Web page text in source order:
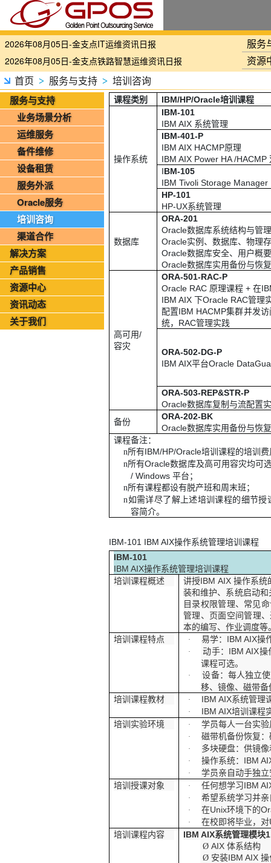
国家铁路局关于印发《“十四五”铁路科技创新规划》的通知
2026年08月05日-金支点IT运维资讯日报
2026年08月05日-金支点铁路智慧运维资讯日报
2026年08月05日-金支点烟草IT运维资讯日报
20260804-金支点IT运维资讯日报
20260804-金支点铁路智慧运维资讯日报
20260804-金支点烟草IT运维资讯日报
2026年08月03日-金支点IT运维资讯日报
2026年08月03日-金支点铁路智慧运维资讯日报
2026年08月03日-金支点烟草IT运维资讯日报
2026年08月02日-金支点IT运维资讯日报
2026年08月02日-金支点铁路智慧运维资讯日报
2026年08月02日-金支点烟草IT运维资讯日报
2026年08月01日-金支点IT基础运维资讯日报
2026年08月01日-金支点烟草IT运维资讯日报
国家铁路局关于印发《“十四五”铁路科技创新规划》的通知
北京金支点荣膺信创数智技术服务能力一级评估，硬核实力护航产业数字化转型
2026年08月05日-金支点IT运维资讯日报
2026年08月05日-金支点铁路智慧运维资讯日报
2026年08月05日-金支点烟草IT运维资讯日报
2026年08月03日-金支点IT运维资讯日报
2026年08月03日-金支点铁路智慧运维资讯日报
2026年08月03日-金支点烟草IT运维资讯日报
2026年08月02日-金支点IT运维资讯日报
2026年08月02日-金支点铁路智慧运维资讯日报
2026年08月02日-金支点烟草IT运维资讯日报
2026年08月01日-金支点IT基础运维资讯日报
2026年08月01日-金支点烟草IT运维资讯日报
服务
资源
首页 > 服务与支持 > 培训咨询
服务与支持
业务场景分析
运维服务
备件维修
设备租赁
服务外派
Oracle服务
培训咨询
渠道合作
解决方案
产品销售
资源中心
资讯动态
关于我们
课程类别 IBM/HP/Oracle培训课程
操作系统
IBM-101
IBM AIX 系统管理
IBM-401-P
IBM AIX HACMP原理
IBM AIX Power HA /HACMP
IBM-105
IBM Tivoli Storage Manager
HP-101
HP-UX系统管理
数据库
ORA-201
Oracle数据库系统结构与管
Oracle实例、数据库、物理
Oracle数据库安全、用户概
Oracle数据库实用备份与恢
高可用/
容灾
ORA-501-RAC-P
Oracle RAC 原理课程 +在
IBM AIX下Oracle RAC管理
配置IBM HACMP集群并发
统， RAC管理实践
ORA-502-DG-P
IBM AIX平台Oracle
ORA-503-REP&STR-P
Oracle数据库复制与流配置
备份
ORA-202-BK
Oracle数据库实用备份与恢
课程备注：
n所有IBM/HP/Oracle培训课程的培训
n所有Oracle数据库及高可用容灾均可
/ Windows平台；
n所有课程都设有脱产班和周末班；
n如需详尽了解上述培训课程的细节授
容简介。
IBM-101 IBM AIX操作系统管理培训课程
IBM-101
IBM AIX操作系统管理培训课程
培训课程概述
讲授IBM AIX 操作系统
装和维护、系统启动
目录权限管理、常见
管理、页面空间管理
本的编写、作业调度等
培训课程特点
· 易学： IBM AIX操
· 动手： IBM AIX操
课程可选。
·
设备：每人独立
移、镜像、磁带
培训课程教材
· IBM AIX系统管理
· IBM AIX培训课程
培训实验环境
· 学员每人一台实验
· 磁带机备份恢复
· 多块硬盘：供镜
· 操作系统： IBM
·
学员亲自动手独
培训授课对象
· 任何想学习IBM
· 希望系统学习并
· 在Unix环境下的
· 在校即将毕业，对
培训课程内容
IBM AIX系统管理模块1
Ø AIX体系结构
Ø 安装IBM AIX操